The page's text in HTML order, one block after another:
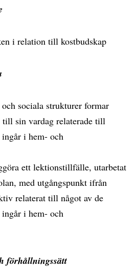
i relation till kostbudskap
sociala strukturer formar
till sin vardag relaterade till
ingår i hem- och
ett lektionstillfälle, utarbetat
med utgångspunkt ifrån
relaterat till något av de
ingår i hem- och
förhållningssätt